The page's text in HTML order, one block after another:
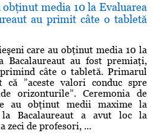
media 10 la Evaluarea
au primit câte o tabletă
care au obţinut media 10 la
Bacalaureaut au fost premiaţi,
câte o tabletă. Primarul
”aceste valori conduc spre
orizonturile”. Ceremonia de
au obţinut medii maxime la
la Bacalaureaut a avut loc la
zeci de profesori, ...